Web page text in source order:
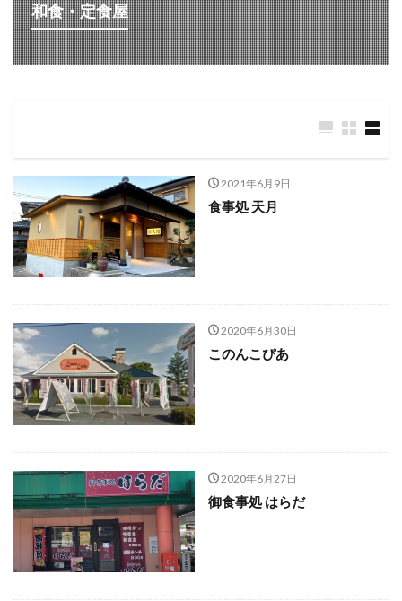
和食・定食屋
2021年6月9日
食事処 天月
2020年6月30日
このんこぴあ
2020年6月27日
御食事処 はらだ